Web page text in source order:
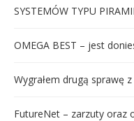
SYSTEMÓW TYPU
OMEGA BEST – jest
Wygrałem drugą sprawę
FutureNet – zarzuty oraz